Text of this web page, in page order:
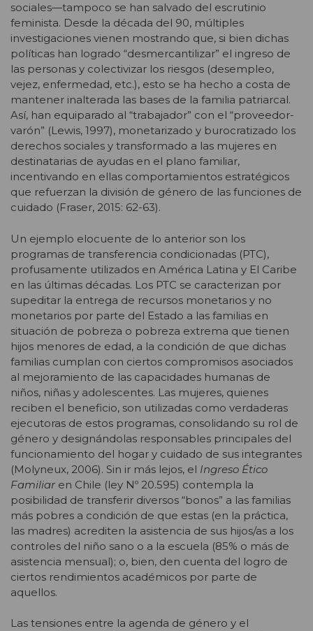
sociales—tampoco se han salvado del escrutinio
feminista. Desde la década del 90, múltiples
investigaciones vienen mostrando que, si bien dichas
políticas han logrado “desmercantilizar” el ingreso de
las personas y colectivizar los riesgos (desempleo,
vejez, enfermedad, etc.), esto se ha hecho a costa de
mantener inalterada las bases de la familia patriarcal.
Así, han equiparado al “trabajador” con el “proveedor-
varón” (Lewis, 1997), monetarizado y burocratizado los
derechos sociales y transformado a las mujeres en
destinatarias de ayudas en el plano familiar,
incentivando en ellas comportamientos estratégicos
que refuerzan la división de género de las funciones de
cuidado (Fraser, 2015: 62-63).
Un ejemplo elocuente de lo anterior son los
programas de transferencia condicionadas (PTC),
profusamente utilizados en América Latina y El Caribe
en las últimas décadas. Los PTC se caracterizan por
supeditar la entrega de recursos monetarios y no
monetarios por parte del Estado a las familias en
situación de pobreza o pobreza extrema que tienen
hijos menores de edad, a la condición de que dichas
familias cumplan con ciertos compromisos asociados
al mejoramiento de las capacidades humanas de
niños, niñas y adolescentes. Las mujeres, quienes
reciben el beneficio, son utilizadas como verdaderas
ejecutoras de estos programas, consolidando su rol de
género y designándolas responsables principales del
funcionamiento del hogar y cuidado de sus integrantes
(Molyneux, 2006). Sin ir más lejos, el Ingreso Ético
Familiar en Chile (ley Nº 20.595) contempla la
posibilidad de transferir diversos “bonos” a las familias
más pobres a condición de que estas (en la práctica,
las madres) acrediten la asistencia de sus hijos/as a los
controles del niño sano o a la escuela (85% o más de
asistencia mensual); o, bien, den cuenta del logro de
ciertos rendimientos académicos por parte de
aquellos.
Las tensiones entre la agenda de género y el